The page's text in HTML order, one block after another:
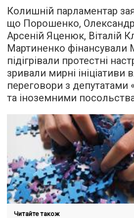
Колишній парламентар
що Порошенко,
Арсеній Яценюк, Віталій
Мартиненко фінансували
підігрівали протестні
зривали мирні ініціативи
переговори з депутатами
та іноземними
Читайте також